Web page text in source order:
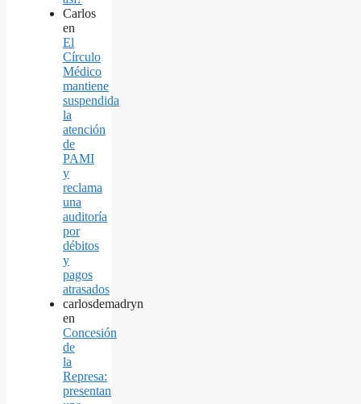
Carlos
en
El
Círculo
Médico
mantiene
suspendida
la
atención
de
PAMI
y
reclama
una
auditoría
por
débitos
y
pagos
atrasados
carlosdemadryn
en
Concesión
de
la
Represa:
presentan